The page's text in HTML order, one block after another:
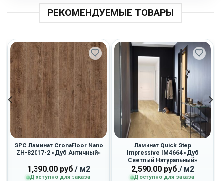
РЕКОМЕНДУЕМЫЕ ТОВАРЫ
SPC Ламинат CronaFloor Nano
ZH-82017-2 «Дуб Античный»
1,390.00руб./ м2
Доступно для заказа
Ламинат Quick Step
Impressive IM4664 «Дуб
Светлый Натуральный»
2,590.00руб./ м2
Доступно для заказа